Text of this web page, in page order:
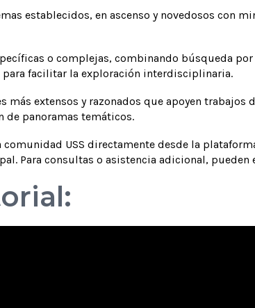
establecidos, en ascenso y novedosos con
o complejas, combinando búsqueda por
facilitar la exploración interdisciplinaria.
más extensos y razonados que apoyen trabajos
de panoramas temáticos.
USS directamente desde la
Para consultas o asistencia adicional, pueden